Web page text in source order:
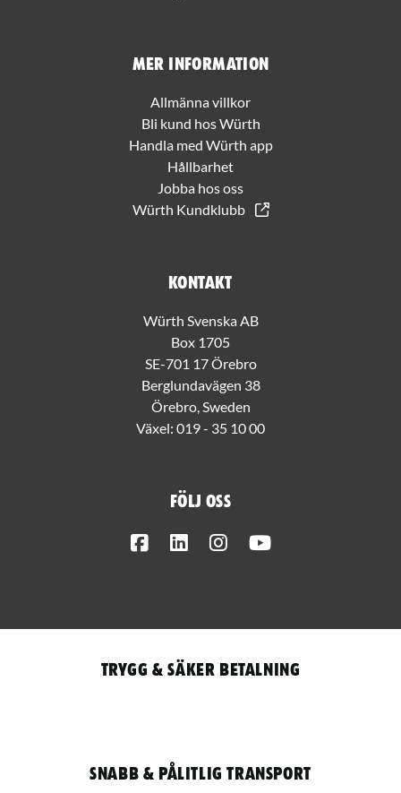
Mer information
Allmänna villkor
Bli kund hos Würth
Handla med Würth app
Hållbarhet
Jobba hos oss
Würth Kundklubb
Kontakt
Würth Svenska AB
Box 1705
SE-701 17 Örebro
Berglundavägen 38
Örebro, Sweden
Växel: 019 - 35 10 00
Följ oss
FacebookLinkedInInstagram
Trygg & säker betalning
Snabb & pålitlig transport